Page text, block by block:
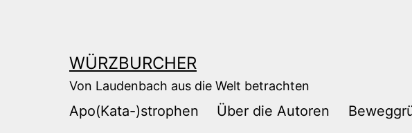
WÜRZBURCHER
Von Laudenbach aus die Welt betrachten
Apo(Kata-)strophen Über die Autoren